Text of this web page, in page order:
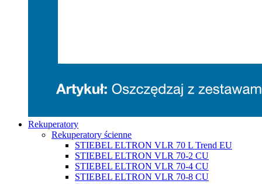
Rekuperatory
Rekuperatory ścienne
STIEBEL ELTRON VLR 70 L Trend EU
STIEBEL ELTRON VLR 70-2 CU
STIEBEL ELTRON VLR 70-4 CU
STIEBEL ELTRON VLR 70-8 CU